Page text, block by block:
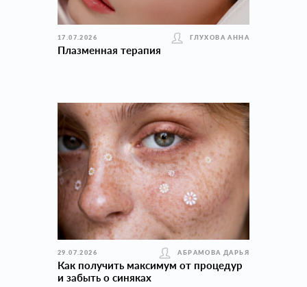
17.07.2026 ГЛУХОВА АННА
Плазменная терапия
29.07.2026 АБРАМОВА ДАРЬЯ
Как получить максимум от процедур
и забыть о синяках